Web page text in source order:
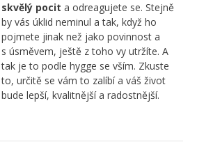
skvělý pocit a odreagujete se. Stejně
by vás úklid neminul a tak, když ho
pojmete jinak než jako povinnost a
s úsměvem, ještě z toho vy utržíte. A
tak je to podle hygge se vším. Zkuste
to, určitě se vám to zalíbí a váš život
bude lepší, kvalitnější a radostnější.